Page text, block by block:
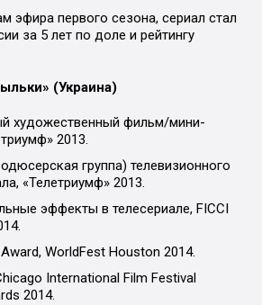
эфира первого сезона, сериал стал
за 5 лет по доле и рейтингу
(Украина)
художественный фильм/мини-
2013.
группа) телевизионного
«Телетриумф» 2013.
эффекты в телесериале, FICCI
WorldFest Houston 2014.
International Film Festival
2014.